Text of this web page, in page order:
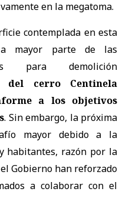
en la megatoma.
contemplada en esta
mayor parte de las
para demolición
del cerro Centinela
a los objetivos
. Sin embargo, la próxima
mayor debido a la
habitantes, razón por la
Gobierno han reforzado
a colaborar con el